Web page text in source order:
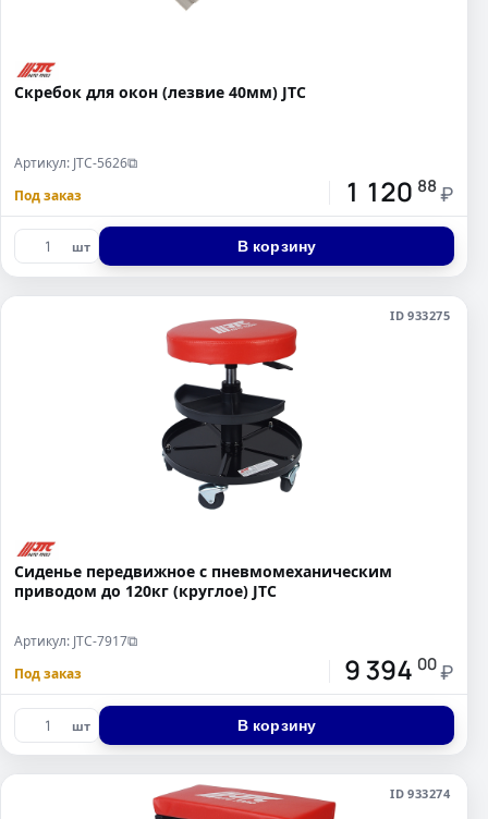
Скребок для окон (лезвие 40мм) JTC
Артикул: JTC-5626⧉
Под заказ 1 120 88 ₽
шт В корзину
ID 933275
Сиденье передвижное с пневмомеханическим
приводом до 120кг (круглое) JTC
Артикул: JTC-7917⧉
Под заказ 9 394 00 ₽
шт В корзину
ID 933274